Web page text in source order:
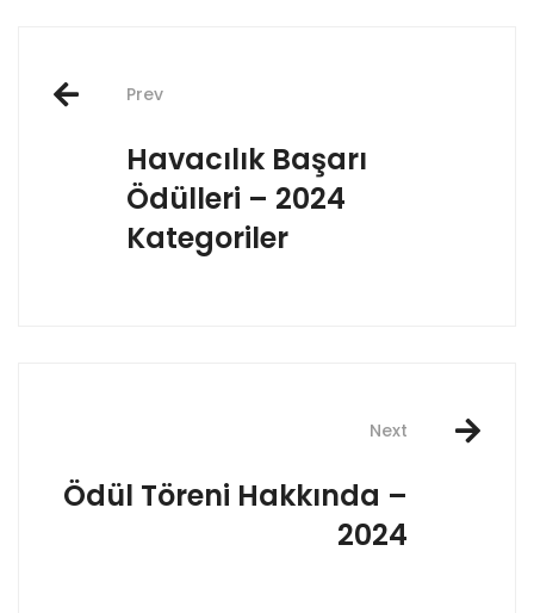
Post
navigation
Prev
Havacılık Başarı
Ödülleri – 2024
Kategoriler
Next
Ödül Töreni Hakkında –
2024